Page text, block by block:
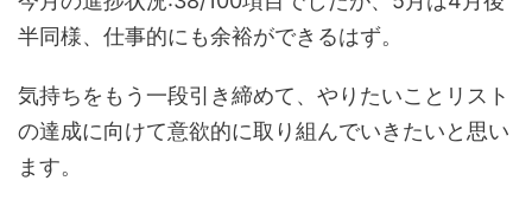
半同様、仕事的にも余裕ができるはず。
気持ちをもう一段引き締めて、やりたいことリスト
の達成に向けて意欲的に取り組んでいきたいと思い
ます。